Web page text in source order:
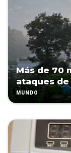
Más de 70
ataques
MUNDO